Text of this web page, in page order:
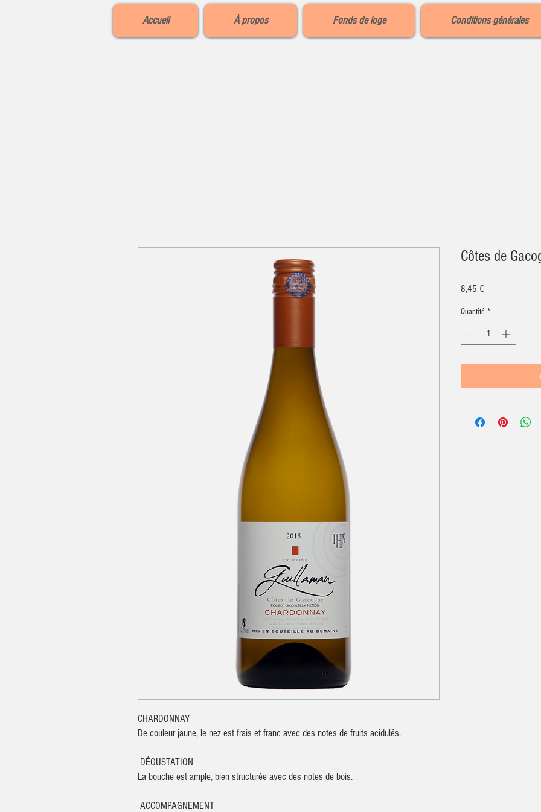
Accueil À propos Fonds de loge Conditions générales
CHARDONNAY
De couleur jaune, le nez est frais et franc avec des notes de fruits acidulés.
DÉGUSTATION
La bouche est ample, bien structurée avec des notes de bois.
ACCOMPAGNEMENT
Côtes de
8,45 €Prix
Quantité *